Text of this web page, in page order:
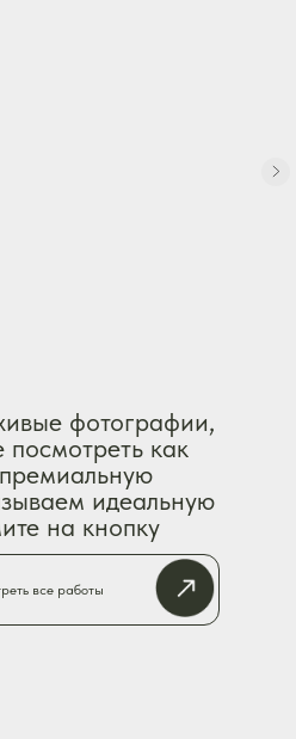
фотографии,
посмотреть как
идеальную
на кнопку
все работы
чистоту
помещении